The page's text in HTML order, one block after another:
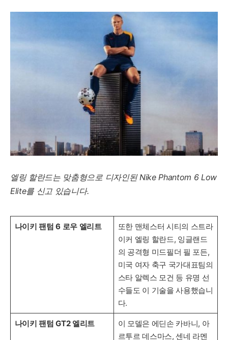
엘링 할란드는 맞춤형으로 디자인된 Nike Phantom 6 Low
Elite를 신고 있습니다.
나이키 팬텀 6 로우 엘리트
또한 맨체스터 시티의 스트라
이커 엘링 할란드, 잉글랜드
의 공격형 미드필더 필 포든,
미국 여자 축구 국가대표팀의
스타 알렉스 모건 등 유명 선
수들도 이 기술을 사용했습니
다.
나이키 팬텀 GT2 엘리트
이 모델은 에딘손 카바니, 아
르투르 데스마스, 센네 라멘